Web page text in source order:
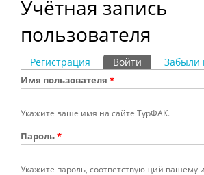
Учётная запись
пользователя
Главные вкладки
Регистрация Войти (активная
Забыли
Имя пользователя *
Укажите ваше имя на сайте ТурФАК.
Пароль*
Укажите пароль, соответствующий вашему